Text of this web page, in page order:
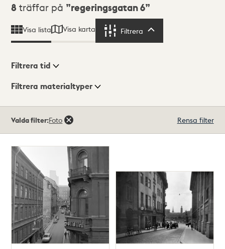
Sökresultat
8 träffar på regeringsgatan 6
Visa lista Visa karta Filtrera
Visningsläge
Filtrera tid
Filtrera materialtyper
träffar
Valda filter:Foto Rensa filter